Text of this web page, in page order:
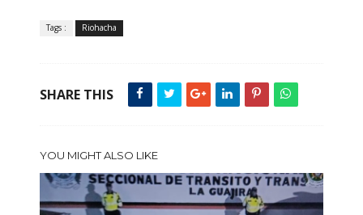
Tags : Riohacha
SHARE THIS
YOU MIGHT ALSO LIKE